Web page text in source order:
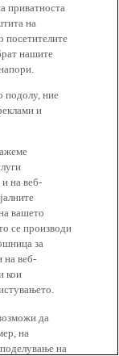
приватноста
на
посетителите
нашите
подолу, ние
и
на веб-
вашето
се производи
за
на веб-
кои
да
на
на